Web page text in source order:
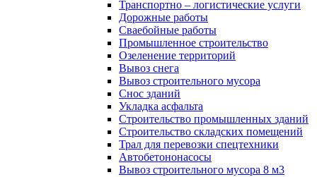
Транспортно – логистические услуги
Дорожные работы
Сваебойные работы
Промышленное строительство
Озеленение территорий
Вывоз снега
Вывоз строительного мусора
Снос зданий
Укладка асфальта
Строительство промышленных зданий
Строительство складских помещений
Трал для перевозки спецтехники
Автобетононасосы
Вывоз строительного мусора 8 м3